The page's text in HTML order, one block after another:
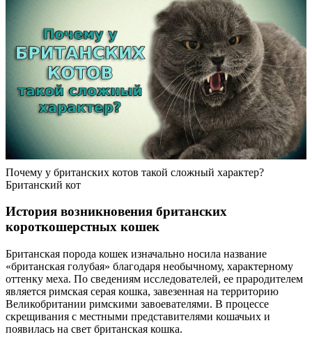
Почему у британских котов такой сложный характер?
Британский кот
История возникновения британских
короткошерстных кошек
Британская порода кошек изначально носила название
«британская голубая» благодаря необычному, характерному
оттенку меха. По сведениям исследователей, ее прародителем
является римская серая кошка, завезенная на территорию
Великобритании римскими завоевателями. В процессе
скрещивания с местными представителями кошачьих и
появилась на свет британская кошка.